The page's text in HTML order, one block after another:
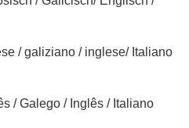
/ galiziano / inglese/ Italiano
/ Galego / Inglês / Italiano